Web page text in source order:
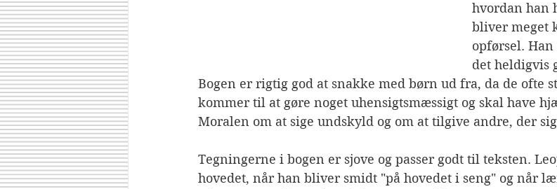
hvordan han
bliver meget
opførsel.
det heldigvis
Bogen er rigtig god at snakke med børn ud fra, da de ofte
kommer til at gøre noget uhensigtsmæssigt og skal have
Moralen om at sige undskyld og om at tilgive andre, der
Tegningerne i bogen er sjove og passer godt til teksten.
hovedet, når han bliver smidt "på hovedet i seng" og når